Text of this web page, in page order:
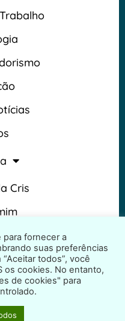
Cris
os direitos reservados
para fornecer a
suas preferências
todos”, você
os cookies. No entanto,
de cookies" para